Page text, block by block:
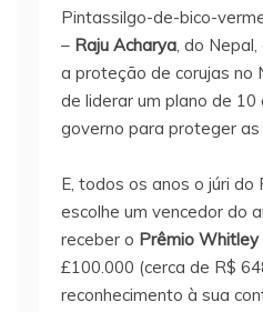
Pintassilgo-de-bico-
– Raju Acharya, do
a proteção de corujas no
de liderar um plano de
governo para proteger as
E, todos os anos o júri
escolhe um vencedor do
receber o Prêmio Whitley
£100.000 (cerca de R$
reconhecimento à sua